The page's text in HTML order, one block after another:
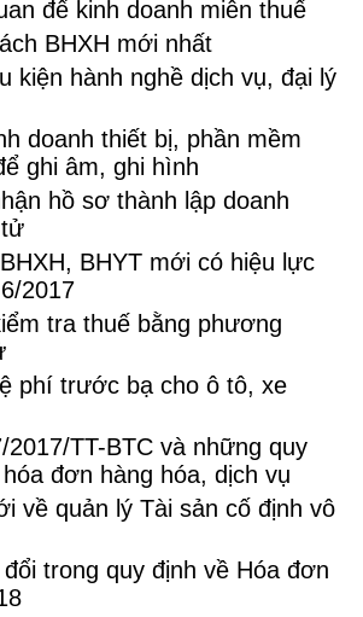
để kinh doanh miễn thuế
BHXH mới nhất
kiện hành nghề dịch vụ, đại lý
doanh thiết bị, phần mềm
ghi âm, ghi hình
hồ sơ thành lập doanh
BHYT mới có hiệu lực
2017
tra thuế bằng phương
phí trước bạ cho ô tô, xe
TT-BTC và những quy
đơn hàng hóa, dịch vụ
về quản lý Tài sản cố định vô
trong quy định về Hóa đơn